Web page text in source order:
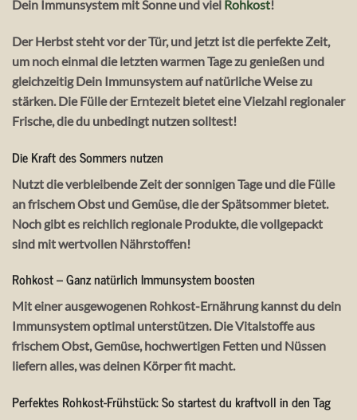
Dein Immunsystem mit Sonne und viel Rohkost!
Der Herbst steht vor der Tür, und jetzt ist die perfekte Zeit,
um noch einmal die letzten warmen Tage zu genießen und
gleichzeitig Dein Immunsystem auf natürliche Weise zu
stärken. Die Fülle der Erntezeit bietet eine Vielzahl regionaler
Frische, die du unbedingt nutzen solltest!
Die Kraft des Sommers nutzen
Nutzt die verbleibende Zeit der sonnigen Tage und die Fülle
an frischem Obst und Gemüse, die der Spätsommer bietet.
Noch gibt es reichlich regionale Produkte, die vollgepackt
sind mit wertvollen Nährstoffen!
Rohkost – Ganz natürlich Immunsystem boosten
Mit einer ausgewogenen Rohkost-Ernährung kannst du dein
Immunsystem optimal unterstützen. Die Vitalstoffe aus
frischem Obst, Gemüse, hochwertigen Fetten und Nüssen
liefern alles, was deinen Körper fit macht.
Perfektes Rohkost-Frühstück: So startest du kraftvoll in den Tag